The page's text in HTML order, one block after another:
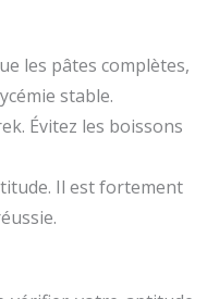
les pâtes complètes,
stable.
Évitez les boissons
Il est fortement